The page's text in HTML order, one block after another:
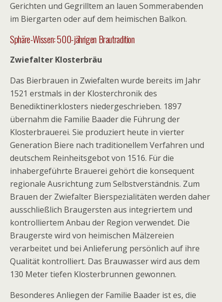
Gerichten und Gegrilltem an lauen Sommerabenden
im Biergarten oder auf dem heimischen Balkon.
Sphäre-Wissen: 500-jährigen Brautradition
Zwiefalter Klosterbräu
Das Bierbrauen in Zwiefalten wurde bereits im Jahr
1521 erstmals in der Klosterchronik des
Benediktinerklosters niedergeschrieben. 1897
übernahm die Familie Baader die Führung der
Klosterbrauerei. Sie produziert heute in vierter
Generation Biere nach traditionellem Verfahren und
deutschem Reinheitsgebot von 1516. Für die
inhabergeführte Brauerei gehört die konsequent
regionale Ausrichtung zum Selbstverständnis. Zum
Brauen der Zwiefalter Bierspezialitäten werden daher
ausschließlich Braugersten aus integriertem und
kontrolliertem Anbau der Region verwendet. Die
Braugerste wird von heimischen Mälzereien
verarbeitet und bei Anlieferung persönlich auf ihre
Qualität kontrolliert. Das Brauwasser wird aus dem
130 Meter tiefen Klosterbrunnen gewonnen.
Besonderes Anliegen der Familie Baader ist es, die